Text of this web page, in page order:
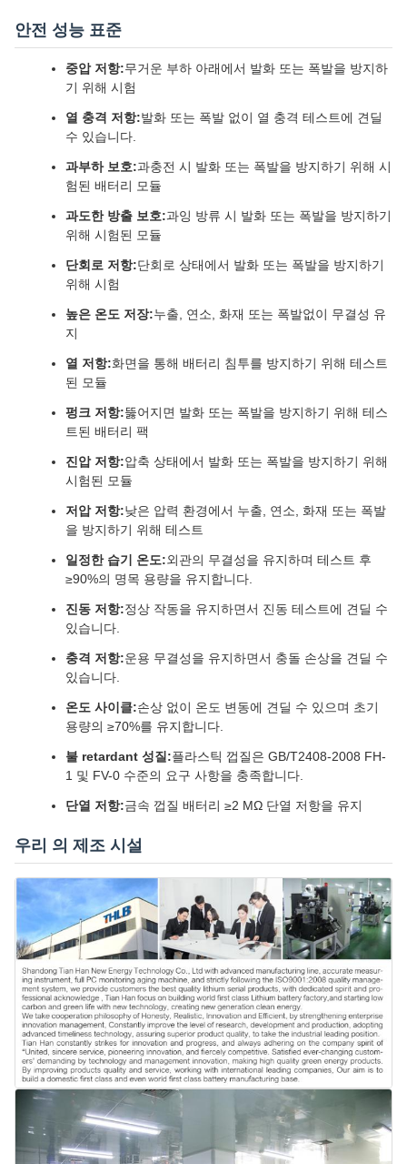
안전 성능 표준
중압 저항:무거운 부하 아래에서 발화 또는 폭발을 방지하
기 위해 시험
열 충격 저항:발화 또는 폭발 없이 열 충격 테스트에 견딜
수 있습니다.
과부하 보호:과충전 시 발화 또는 폭발을 방지하기 위해 시
험된 배터리 모듈
과도한 방출 보호:과잉 방류 시 발화 또는 폭발을 방지하기
위해 시험된 모듈
단회로 저항:단회로 상태에서 발화 또는 폭발을 방지하기
위해 시험
높은 온도 저장:누출, 연소, 화재 또는 폭발없이 무결성 유
지
열 저항:화면을 통해 배터리 침투를 방지하기 위해 테스트
된 모듈
펑크 저항:뚫어지면 발화 또는 폭발을 방지하기 위해 테스
트된 배터리 팩
진압 저항:압축 상태에서 발화 또는 폭발을 방지하기 위해
시험된 모듈
저압 저항:낮은 압력 환경에서 누출, 연소, 화재 또는 폭발
을 방지하기 위해 테스트
일정한 습기 온도:외관의 무결성을 유지하며 테스트 후
≥90%의 명목 용량을 유지합니다.
진동 저항:정상 작동을 유지하면서 진동 테스트에 견딜 수
있습니다.
충격 저항:운용 무결성을 유지하면서 충돌 손상을 견딜 수
있습니다.
온도 사이클:손상 없이 온도 변동에 견딜 수 있으며 초기
용량의 ≥70%를 유지합니다.
불 retardant 성질:플라스틱 껍질은 GB/T2408-2008 FH-
1 및 FV-0 수준의 요구 사항을 충족합니다.
단열 저항:금속 껍질 배터리 ≥2 MΩ 단열 저항을 유지
우리 의 제조 시설